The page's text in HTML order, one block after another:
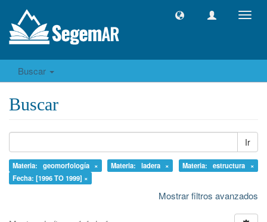
Buscar
Buscar
Ir
Materia: geomorfología × Materia: ladera ×
Materia: estructura ×
Fecha: [1996 TO 1999] ×
Mostrar filtros avanzados